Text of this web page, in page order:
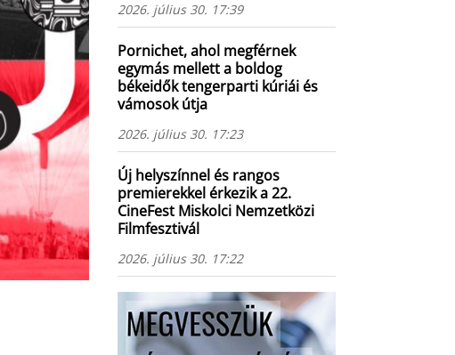
2026. július 30. 17:39
Pornichet, ahol megférnek
egymás mellett a boldog
békeidők tengerparti kúriái és
vámosok útja
2026. július 30. 17:23
Új helyszínnel és rangos
premierekkel érkezik a 22.
CineFest Miskolci Nemzetközi
Filmfesztivál
2026. július 30. 17:22